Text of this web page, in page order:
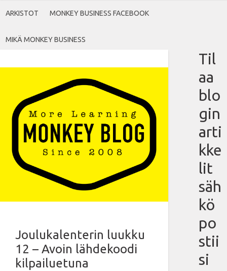
ARKISTOT MONKEY BUSINESS FACEBOOK
MIKÄ MONKEY BUSINESS
Joulukalenterin luukku
12 – Avoin lähdekoodi
kilpailuetuna
Til
aa
blo
gin
arti
kke
lit
säh
kö
po
stii
si